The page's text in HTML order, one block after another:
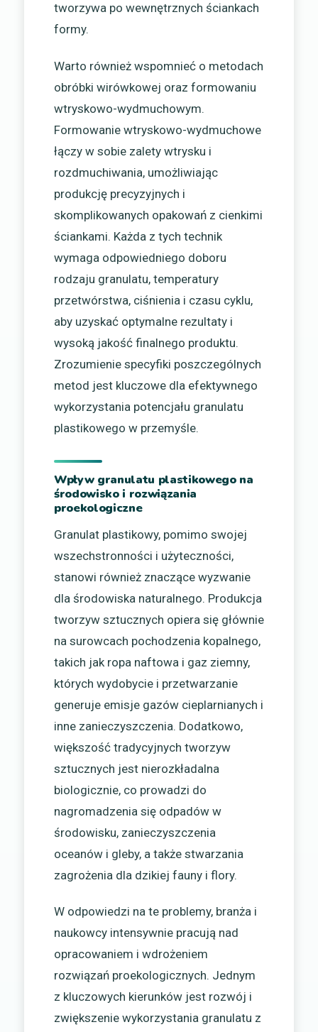
tworzywa po wewnętrznych ściankach
formy.
Warto również wspomnieć o metodach
obróbki wirówkowej oraz formowaniu
wtryskowo-wydmuchowym.
Formowanie wtryskowo-wydmuchowe
łączy w sobie zalety wtrysku i
rozdmuchiwania, umożliwiając
produkcję precyzyjnych i
skomplikowanych opakowań z cienkimi
ściankami. Każda z tych technik
wymaga odpowiedniego doboru
rodzaju granulatu, temperatury
przetwórstwa, ciśnienia i czasu cyklu,
aby uzyskać optymalne rezultaty i
wysoką jakość finalnego produktu.
Zrozumienie specyfiki poszczególnych
metod jest kluczowe dla efektywnego
wykorzystania potencjału granulatu
plastikowego w przemyśle.
Wpływ granulatu plastikowego na
środowisko i rozwiązania
proekologiczne
Granulat plastikowy, pomimo swojej
wszechstronności i użyteczności,
stanowi również znaczące wyzwanie
dla środowiska naturalnego. Produkcja
tworzyw sztucznych opiera się głównie
na surowcach pochodzenia kopalnego,
takich jak ropa naftowa i gaz ziemny,
których wydobycie i przetwarzanie
generuje emisje gazów cieplarnianych i
inne zanieczyszczenia. Dodatkowo,
większość tradycyjnych tworzyw
sztucznych jest nierozkładalna
biologicznie, co prowadzi do
nagromadzenia się odpadów w
środowisku, zanieczyszczenia
oceanów i gleby, a także stwarzania
zagrożenia dla dzikiej fauny i flory.
W odpowiedzi na te problemy, branża i
naukowcy intensywnie pracują nad
opracowaniem i wdrożeniem
rozwiązań proekologicznych. Jednym
z kluczowych kierunków jest rozwój i
zwiększenie wykorzystania granulatu z